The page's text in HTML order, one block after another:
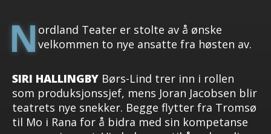
Nordland Teater er stolte av å ønske
velkommen to nye ansatte fra høsten av.
SIRI HALLINGBY Børs-Lind trer inn i rollen
som produksjonssjef, mens Joran Jacobsen blir
teatrets nye snekker. Begge flytter fra Tromsø
til Mo i Rana for å bidra med sin kompetanse